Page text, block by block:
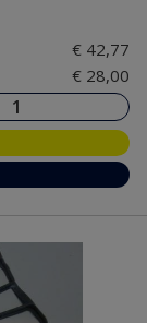
€ 42,77
€ 28,00